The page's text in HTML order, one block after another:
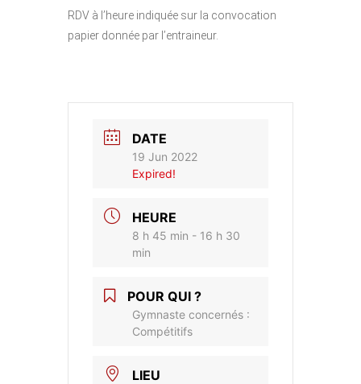
RDV à l’heure indiquée sur la convocation
papier donnée par l’entraineur.
DATE
19 Jun 2022
Expired!
HEURE
8 h 45 min - 16 h 30
min
POUR QUI ?
Gymnaste concernés :
Compétitifs
LIEU